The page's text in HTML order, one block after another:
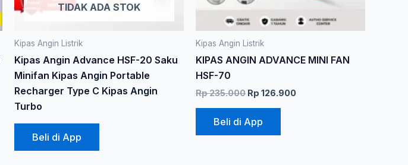
TIDAK ADA STOK
Kipas Angin Listrik
Kipas Angin Advance HSF-20 Saku
Minifan Kipas Angin Portable
Recharger Type C Kipas Angin
Turbo
Beli di App
Kipas Angin Listrik
KIPAS ANGIN ADVANCE MINI FAN
HSF-70
Rp235.000 Rp 126.900
Beli di App
halaman